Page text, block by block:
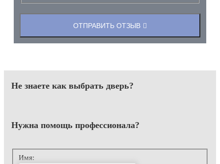
ОТПРАВИТЬ ОТЗЫВ
Не знаете как выбрать дверь?
Нужна помощь профессионала?
Имя: